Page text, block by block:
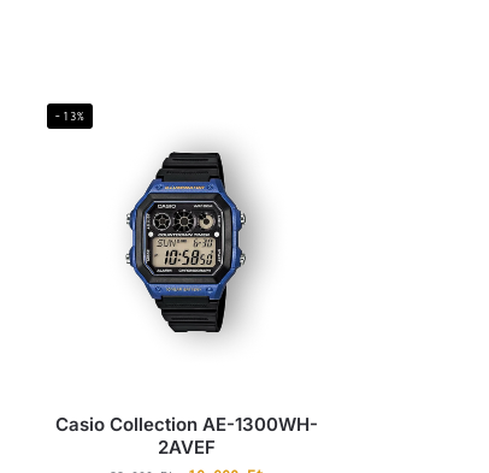
-13%
Casio Collection AE-1300WH-
2AVEF